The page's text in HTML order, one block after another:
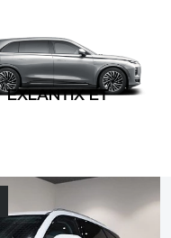
EXLANTIX ET